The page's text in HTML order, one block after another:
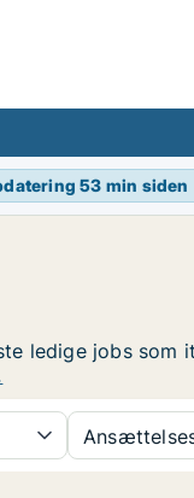
53 min siden
ledige jobs som